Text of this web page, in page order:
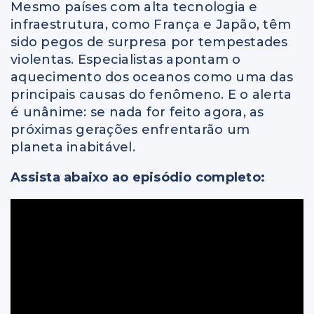
Mesmo países com alta tecnologia e
infraestrutura, como França e Japão, têm
sido pegos de surpresa por tempestades
violentas. Especialistas apontam o
aquecimento dos oceanos como uma das
principais causas do fenômeno. E o alerta
é unânime: se nada for feito agora, as
próximas gerações enfrentarão um
planeta inabitável.
Assista abaixo ao episódio completo: